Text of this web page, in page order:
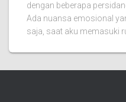
dengan beberapa
Ada nuansa emosional
saja, saat aku memasuki